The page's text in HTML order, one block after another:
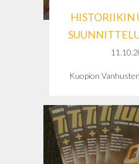
HISTORIIKIN
Kuopion